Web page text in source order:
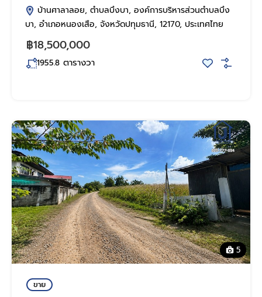
บ้านศาลาลอย, ตำบลบึงบา, องค์การบริหารส่วนตำบลบึง
บา, อำเภอหนองเสือ, จังหวัดปทุมธานี, 12170, ประเทศไทย
฿18,500,000
1955.8 ตารางวา
5
ขาย